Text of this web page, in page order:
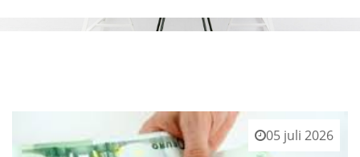
05 juli 2026